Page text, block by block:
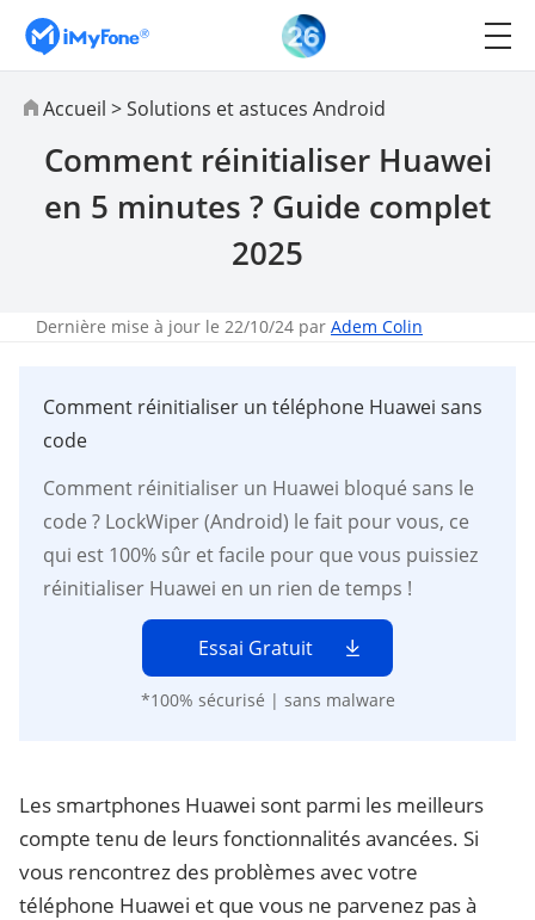
Accueil >Solutions et astuces Android
Comment réinitialiser Huawei
en 5 minutes ? Guide complet
2025
Dernière mise à jour le 22/10/24 par Adem Colin
Comment réinitialiser un téléphone Huawei sans
code
Comment réinitialiser un Huawei bloqué sans le
code ? LockWiper (Android) le fait pour vous, ce
qui est 100% sûr et facile pour que vous puissiez
réinitialiser Huawei en un rien de temps !
Essai Gratuit
*100% sécurisé | sans malware
Les smartphones Huawei sont parmi les meilleurs
compte tenu de leurs fonctionnalités avancées. Si
vous rencontrez des problèmes avec votre
téléphone Huawei et que vous ne parvenez pas à